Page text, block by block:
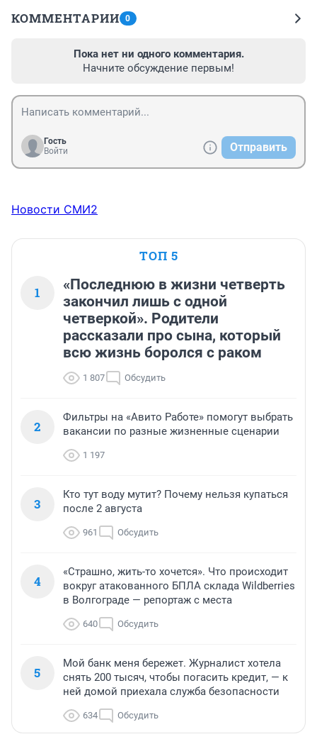
КОММЕНТАРИИ 0
Пока нет ни одного комментария.
Начните обсуждение первым!
Гость
Войти
Отправить
Новости СМИ2
ТОП 5
1
«Последнюю в жизни четверть
закончил лишь с одной
четверкой». Родители
рассказали про сына, который
всю жизнь боролся с раком
1 807 Обсудить
2
Фильтры на «Авито Работе» помогут выбрать
вакансии по разные жизненные сценарии
1 197
3
Кто тут воду мутит? Почему нельзя купаться
после 2 августа
961 Обсудить
4
«Страшно, жить-то хочется». Что происходит
вокруг атакованного БПЛА склада Wildberries
в Волгограде — репортаж с места
640 Обсудить
5
Мой банк меня бережет. Журналист хотела
снять 200 тысяч, чтобы погасить кредит, — к
ней домой приехала служба безопасности
634 Обсудить